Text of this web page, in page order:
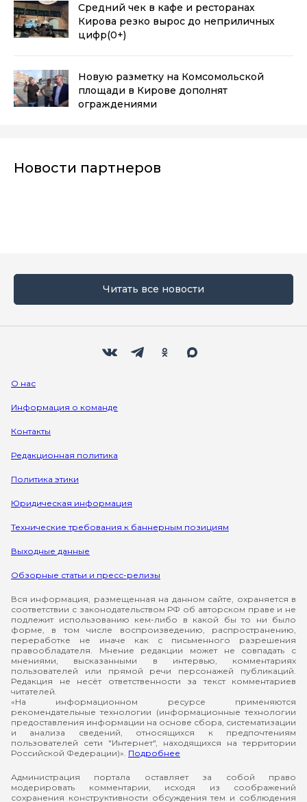
Средний чек в кафе и ресторанах
Кирова резко вырос до неприличных
цифр(0+)
Новую разметку на Комсомольской
площади в Кирове дополнят
ограждениями
Новости партнеров
Читать все новости
О нас
Информация о команде
Контакты
Редакционная политика
Политика этики
Юридическая информация
Технические требования к баннерным позициям
Выходные данные
Обзорные статьи и пресс-релизы
Вся информация, размещенная на данном сайте, охраняется в
соответствии с законодательством РФ об авторском праве и не
подлежит использованию кем-либо в какой бы то ни было
форме, в том числе воспроизведению, распространению,
переработке не иначе как с письменного разрешения
правообладателя. Мнение редакции может не совпадать с
мнениями, высказанными в интервью, комментариях
пользователей или прямой речи персонажей публикаций.
Редакция не несёт ответственности за текст комментариев
читателей.
«На информационном ресурсе применяются
рекомендательные технологии (информационные технологии
предоставления информации на основе сбора, систематизации
и анализа сведений, относящихся к предпочтениям
пользователей сети "Интернет", находящихся на территории
Российской Федерации)». Подробнее
Администрация портала оставляет за собой право
модерировать комментарии, исходя из соображений
сохранения конструктивности обсуждения тем и соблюдения